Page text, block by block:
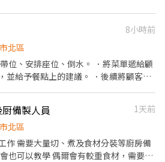
8小時前
北區
位、安排座位、倒水。 ．將菜單遞給顧
並給予餐點上的建議。 ．後續將顧客點
飲內場： ．擔任廚師的助手，處理烹飪
餐廳相關事務。 ．負責洗、剝、削、
作環境、設備和餐具。 ．準備不同餐點
食材的容量與重量。 ．負責擺盤、打包
備製人員
1天前
北區
作 需要大量切、煮及食材分裝等廚房備
也可以教學 偶爾會有較重食材，需要點